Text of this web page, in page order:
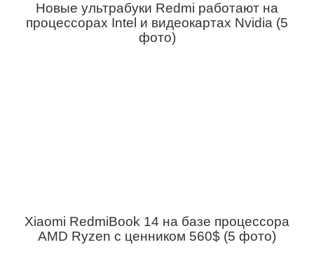
Новые ультрабуки Redmi работают на
процессорах Intel и видеокартах Nvidia (5
фото)
Xiaomi RedmiBook 14 на базе процессора
AMD Ryzen с ценником 560$ (5 фото)